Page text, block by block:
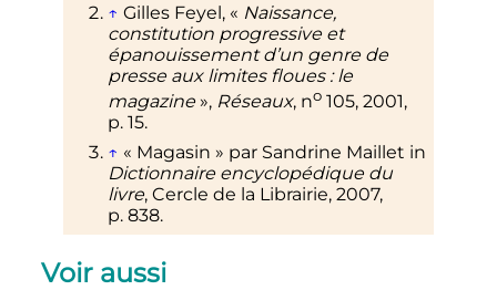
↑ Gilles Feyel, « Naissance,
constitution progressive et
épanouissement d’un genre de
presse aux limites floues : le
magazine », Réseaux, no 105, 2001,
p. 15.
↑ « Magasin » par Sandrine Maillet in
Dictionnaire encyclopédique du
livre, Cercle de la Librairie, 2007,
p. 838.
Voir aussi